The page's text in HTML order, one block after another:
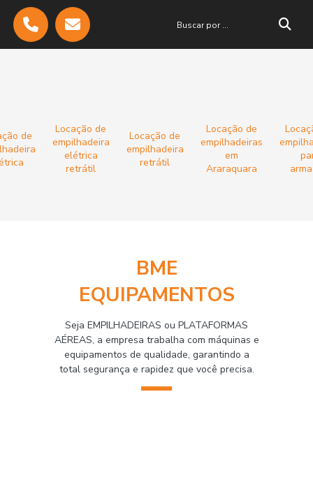
de
Locação de
empilhadeira
elétrica
retrátil
Locação de
empilhadeira
retrátil
Locação de
empilhadeiras
em
Araraquara
BME
EQUIPAMENTOS
Seja EMPILHADEIRAS ou PLATAFORMAS
AÉREAS, a empresa trabalha com máquinas e
equipamentos de qualidade, garantindo a
total segurança e rapidez que você precisa.